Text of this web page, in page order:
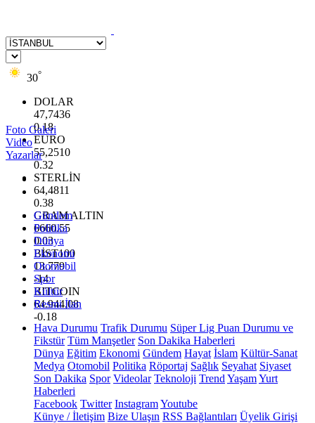
30°
DOLAR
47,7436
0.18
EURO
55,2510
0.32
STERLİN
64,4811
0.38
GRAM ALTIN
6660.55
0.03
BİST100
13.779
-14
BITCOIN
64.944,08
-0.18
Foto Galeri
Video
Yazarlar
Gündem
Politika
Dünya
Ekonomi
Otomobil
Spor
Kültür
Resmi İlan
Hava Durumu Trafik Durumu Süper Lig Puan Durumu ve
Fikstür Tüm Manşetler Son Dakika Haberleri
Dünya Eğitim Ekonomi Gündem Hayat İslam Kültür-Sanat
Medya Otomobil Politika Röportaj Sağlık Seyahat Siyaset
Son Dakika Spor Videolar Teknoloji Trend YaşamYurt
Haberleri
Facebook Twitter InstagramYoutube
Künye / İletişim Bize Ulaşın RSS Bağlantıları Üyelik Girişi